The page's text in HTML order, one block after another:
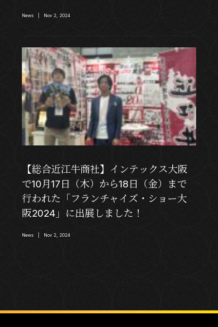
News | Nov 2, 2024
【総合近江牛商社】インテックス大阪
で10月17日（木）から18日（金）まで
行われた「フランチャイズ・ショー大
阪2024」に出展しました！
News | Nov 2, 2024